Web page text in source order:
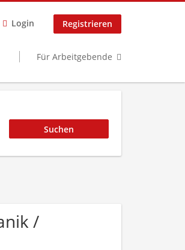
Login Registrieren
Für Arbeitgebende
/